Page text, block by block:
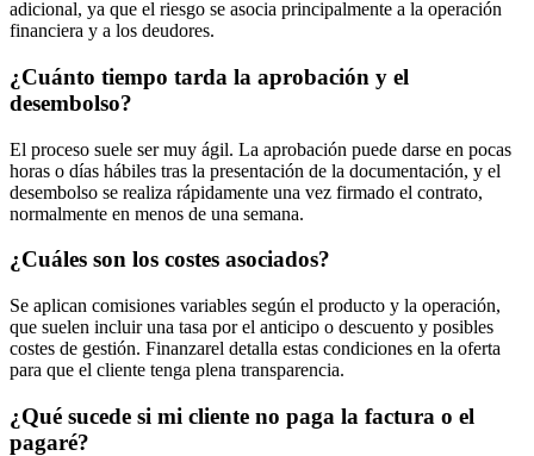
adicional, ya que el riesgo se asocia principalmente a la operación
financiera y a los deudores.
¿Cuánto tiempo tarda la aprobación y el
desembolso?
El proceso suele ser muy ágil. La aprobación puede darse en pocas
horas o días hábiles tras la presentación de la documentación, y el
desembolso se realiza rápidamente una vez firmado el contrato,
normalmente en menos de una semana.
¿Cuáles son los costes asociados?
Se aplican comisiones variables según el producto y la operación,
que suelen incluir una tasa por el anticipo o descuento y posibles
costes de gestión. Finanzarel detalla estas condiciones en la oferta
para que el cliente tenga plena transparencia.
¿Qué sucede si mi cliente no paga la factura o el
pagaré?